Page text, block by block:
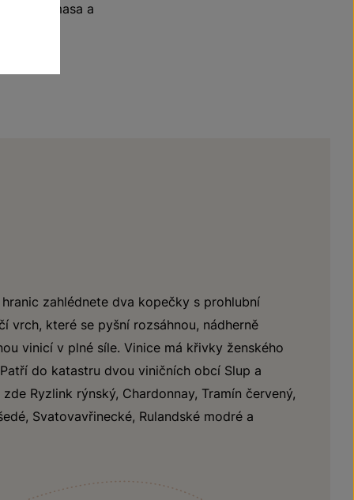
masa a
zahlédnete dva kopečky s prohlubní
vrch, které se pyšní rozsáhnou, nádherně
vinicí v plné síle. Vinice má křivky ženského
do katastru dvou viničních obcí Slup a
Ryzlink rýnský, Chardonnay, Tramín červený,
Svatovavřinecké, Rulandské modré a